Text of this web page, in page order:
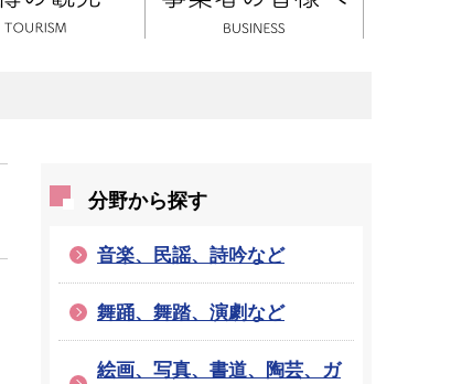
分野から探す
音楽、民謡、詩吟など
舞踊、舞踏、演劇など
絵画、写真、書道、陶芸、ガ